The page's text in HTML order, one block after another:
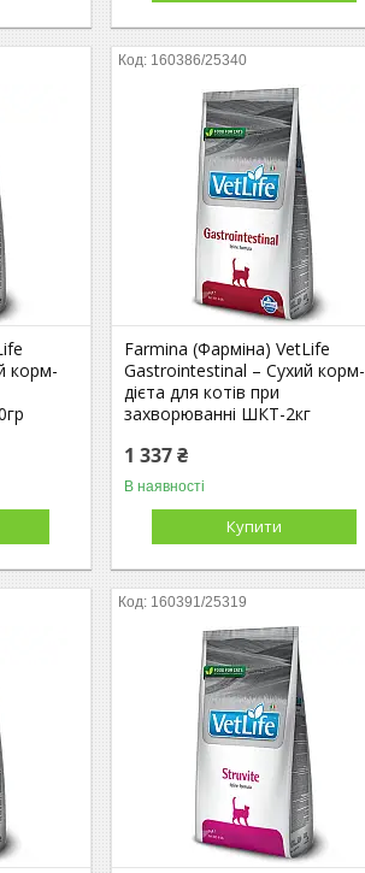
корм-
160386/25340
Farmina (Фарміна) VetLife
Gastrointestinal – Сухий корм-
дієта для котів при
захворюванні ШКТ-2кг
1 337 ₴
В наявності
Купити
160391/25319